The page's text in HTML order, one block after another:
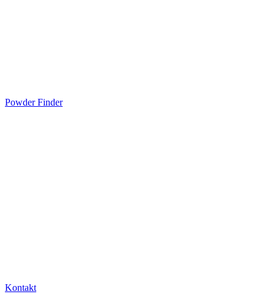
Powder Finder
Kontakt